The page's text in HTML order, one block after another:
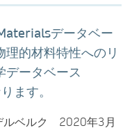
データベー
的材料特性へのリ
データベース
ます。
ルベルク 2020年3月